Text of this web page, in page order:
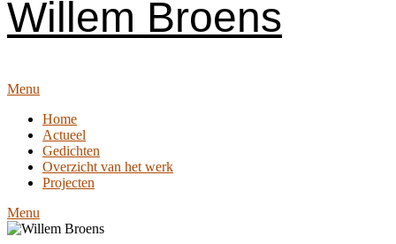
Willem Broens
Menu
Home
Actueel
Gedichten
Overzicht van het werk
Projecten
Menu